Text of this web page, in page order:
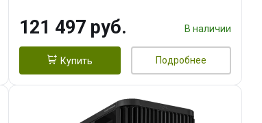
3xD/ 960 ГБ SSD)
121 497 руб. В наличии
Купить Подробнее